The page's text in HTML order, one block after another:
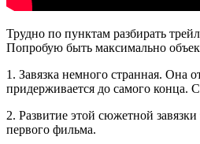
Трудно по пунктам разбирать
Попробую быть максимально
1. Завязка немного странная. Она
придерживается до самого конца.
2. Развитие этой сюжетной
первого фильма.